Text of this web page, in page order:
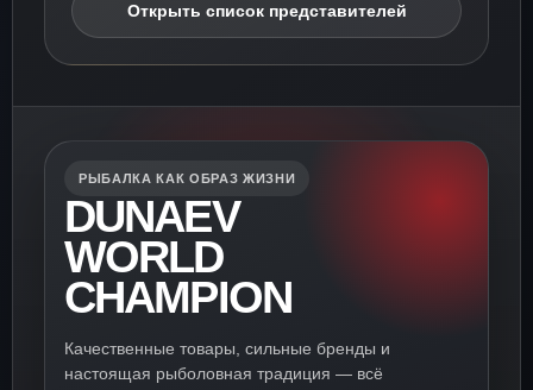
Открыть список представителей
РЫБАЛКА КАК ОБРАЗ ЖИЗНИ
DUNAEV
WORLD
CHAMPION
Качественные товары, сильные бренды и
настоящая рыболовная традиция — всё